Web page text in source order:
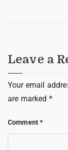
Leave a
Your email
are marked *
Comment*